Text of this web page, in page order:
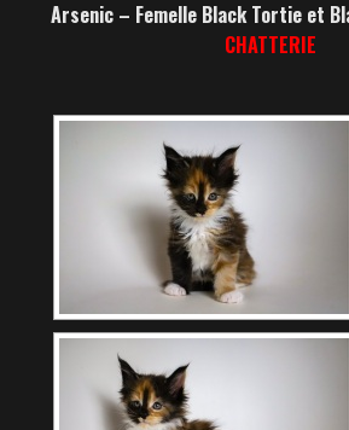
Arsenic – Femelle Black Tortie et
CHATTERIE